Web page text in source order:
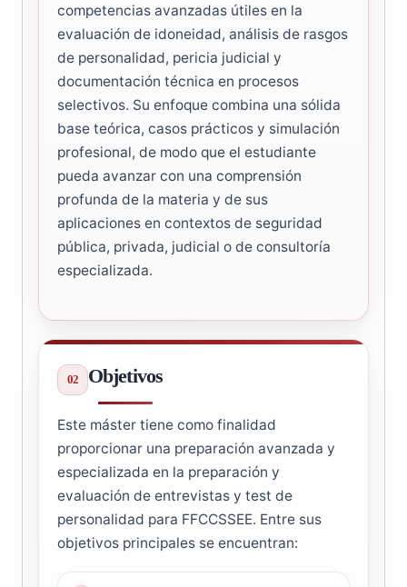
competencias avanzadas útiles en la
evaluación de idoneidad, análisis de rasgos
de personalidad, pericia judicial y
documentación técnica en procesos
selectivos. Su enfoque combina una sólida
base teórica, casos prácticos y simulación
profesional, de modo que el estudiante
pueda avanzar con una comprensión
profunda de la materia y de sus
aplicaciones en contextos de seguridad
pública, privada, judicial o de consultoría
especializada.
Objetivos
Este máster tiene como finalidad
proporcionar una preparación avanzada y
especializada en la preparación y
evaluación de entrevistas y test de
personalidad para FFCCSSEE. Entre sus
objetivos principales se encuentran: